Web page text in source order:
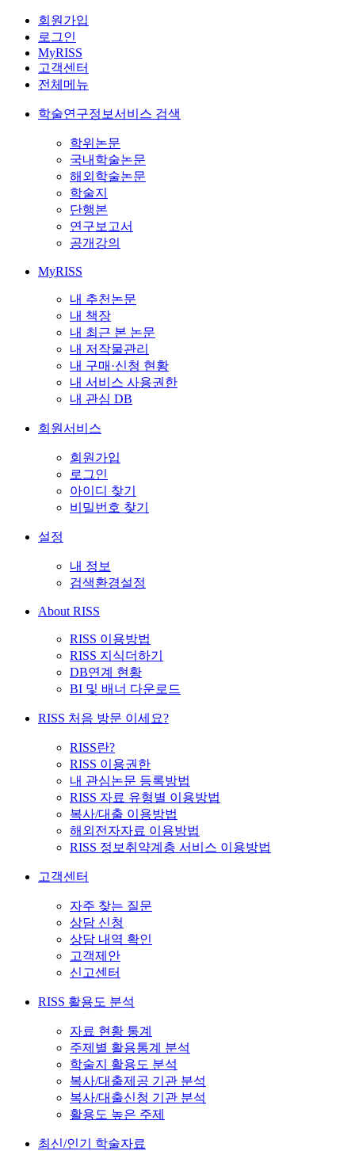
회원가입
로그인
MyRISS
고객센터
전체메뉴
학술연구정보서비스 검색
학위논문
국내학술논문
해외학술논문
학술지
단행본
연구보고서
공개강의
MyRISS
내 추천논문
내 책장
내 최근 본 논문
내 저작물관리
내 구매·신청 현황
내 서비스 사용권한
내 관심 DB
회원서비스
회원가입
로그인
아이디 찾기
비밀번호 찾기
설정
내 정보
검색환경설정
About RISS
RISS 이용방법
RISS 지식더하기
DB연계 현황
BI 및 배너 다운로드
RISS 처음 방문 이세요?
RISS란?
RISS 이용권한
내 관심논문 등록방법
RISS 자료 유형별 이용방법
복사/대출 이용방법
해외전자자료 이용방법
RISS 정보취약계층 서비스 이용방법
고객센터
자주 찾는 질문
상담 신청
상담 내역 확인
고객제안
신고센터
RISS 활용도 분석
자료 현황 통계
주제별 활용통계 분석
학술지 활용도 분석
복사/대출제공 기관 분석
복사/대출신청 기관 분석
활용도 높은 주제
최신/인기 학술자료